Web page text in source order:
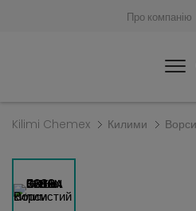
Про компанію
Kilimi Chemex Килими